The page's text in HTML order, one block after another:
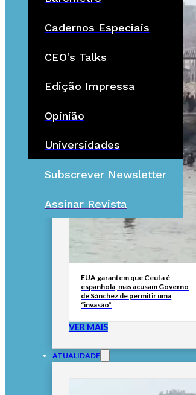
Cadernos Especiais
CEO's Talks
Edição Impressa
Opinião
Universidades
Subscrever Newsletter
Assinar Revista
EUA garantem que Ceuta é
espanhola, mas acusam Governo
de Sánchez de permitir uma
“invasão”
VER MAIS
ATUALIDADE